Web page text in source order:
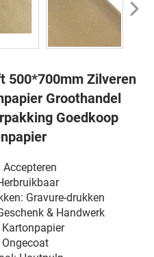
500*700mm Zilveren
Groothandel
Goedkoop
Gravure-drukken
& Handwerk